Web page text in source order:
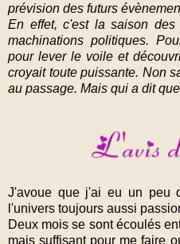
prévision des futurs
En effet, c'est la saison des
machinations politiques.
pour lever le voile et
croyait toute puissante. Non
au passage. Mais qui a dit
J'avoue que j'ai eu un peu
l'univers toujours aussi
Deux mois se sont écoulés
mais suffisant pour me faire